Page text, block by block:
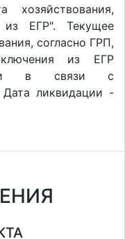
хозяйствования,
ЕГР". Текущее
согласно ГРП,
из ЕГР
в связи с
Дата ликвидации -